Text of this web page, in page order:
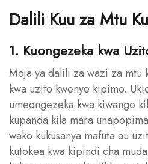
Dalili Kuu za Mtu
1. Kuongezeka kwa
Moja ya dalili za wazi za mtu
kwa uzito kwenye kipimo.
umeongezeka kwa kiwango
kupanda kila mara
wako kukusanya mafuta au
kutokea kwa kipindi cha